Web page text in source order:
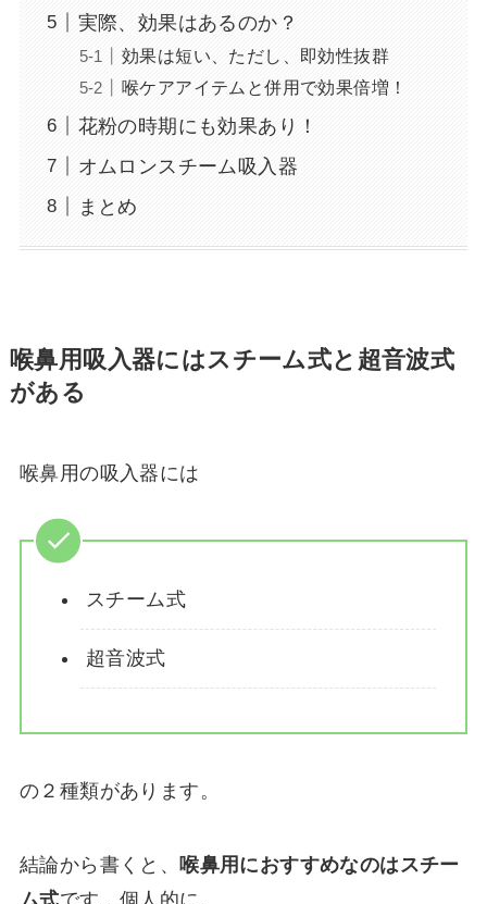
実際、効果はあるのか？
効果は短い、ただし、即効性抜群
喉ケアアイテムと併用で効果倍増！
花粉の時期にも効果あり！
オムロンスチーム吸入器
まとめ
喉鼻用吸入器にはスチーム式と超音波式
がある
喉鼻用の吸入器には
スチーム式
超音波式
の２種類があります。
結論から書くと、 喉鼻用におすすめなのはスチー
ム式です。個人的に。